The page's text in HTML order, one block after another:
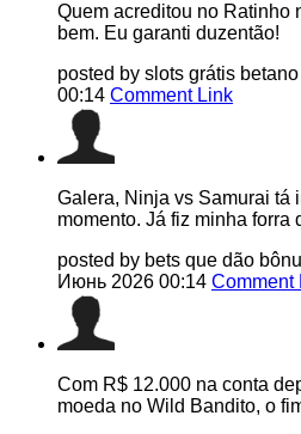
Quem acreditou no Ratinho
bem. Eu garanti duzentão!
posted by slots grátis betano
00:14 Comment Link
Galera, Ninja vs Samurai tá
momento. Já fiz minha forra
posted by bets que dão
Июнь 2026 00:14 Comment
Com R$ 12.000 na conta
moeda no Wild Bandito, o